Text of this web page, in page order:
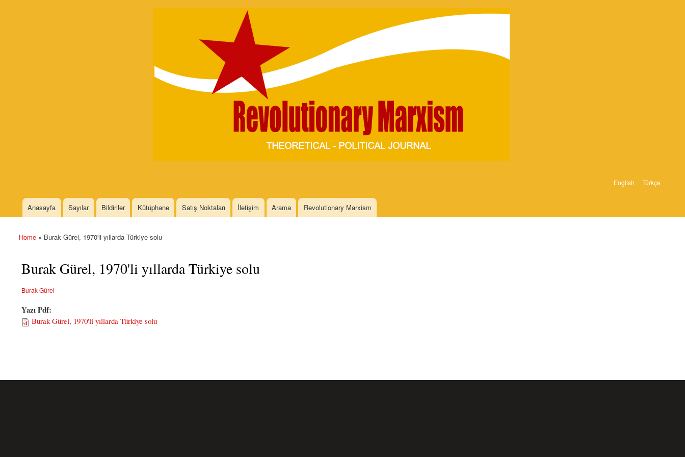
Skip to
English Türkçe
Main menu
Anasayfa Sayılar Bildiriler Kütüphane Satış Noktaları İletişim Arama Revolutionary Marxism
You are here
Home » Burak Gürel, 1970'li yıllarda Türkiye solu
Burak Gürel, 1970'li yıllarda Türkiye solu
Burak Gürel
Yazı Pdf:
Burak Gürel, 1970'li yıllarda Türkiye solu